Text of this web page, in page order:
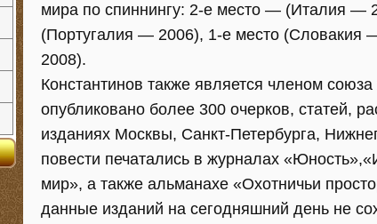
мира по спиннингу: 2-е место — (Италия —
(Португалия — 2006), 1-е место
2008).
Константинов также является членом
опубликовано более 300 очерков, статей,
изданиях Москвы, Санкт-Петербурга,
повести печатались в журналах
мир», а также альманахе «Охотничьи
данные изданий на сегодняшний день не